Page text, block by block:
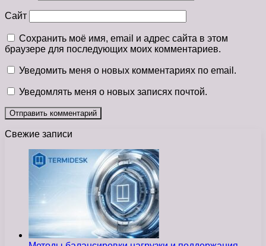
Сайт
Сохранить моё имя, email и адрес сайта в этом
браузере для последующих моих комментариев.
Уведомить меня о новых комментариях по email.
Уведомлять меня о новых записях почтой.
Свежие записи